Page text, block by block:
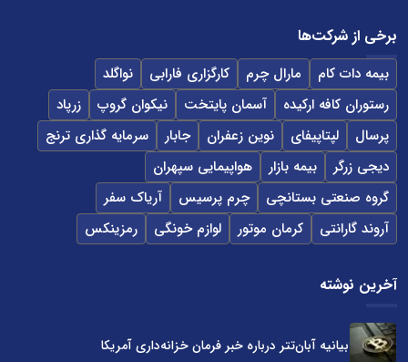
برخی از شرکت‌ها
بیمه دات کام مارال چرم کارگزاری فارابی
نواگلد
رستوران کافه ارکیده
آسمان پایتخت نیکوان گروپ
زرپاد
پرسال
لپتاپیفای نوین زعفران جابار
سرمایه گذاری ترنج
دیجی زرگر
بیمه بازار
هواپیمایی سپهران
گروه صنعتی بستانچی
چرم پرسیس
آریاک سفر
آروند گارانتی
کرمان موتور لوازم خونگی رمزینکس
آخرین نوشته
بیانیه آبان‌تتر درباره خبر فرمان خزانه‌داری آمریکا